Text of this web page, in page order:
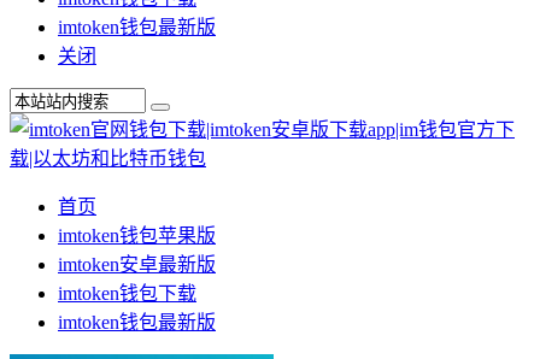
imtoken钱包最新版
关闭
首页
imtoken钱包苹果版
imtoken安卓最新版
imtoken钱包下载
imtoken钱包最新版